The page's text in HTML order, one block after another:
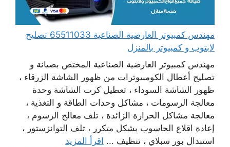
مهندس كمبيوتر العارضية الصناعية 65511033 تصليح
لابتوب و كمبيوتر بالمنزل
مهندس كمبيوتر العارضية الصناعية المختص بصيانة و
تصليح أعطال الكومبيوترات من ظهور الشاشة الزرقاء ،
ظهور الشاشة السوداء ، تعطيل كرت الشاشة وحدة
معالجة الرسومات ، مشاكل وحدات الطاقة و التغذية ،
معالجة مشاكل الحرارة الزائدة ، تلف معالج الرسوم ،
إعادة اقلاع الحاسوب بشكل متكرر ، تلف التوانزستور ،
استبدال بور سبلاي ، تنظيف ... اقرأ المزيد